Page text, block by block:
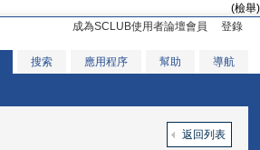
(檢舉)
成為SCLUB使用者論壇會員
登錄
搜索 應用程序 幫助 導航
返回列表